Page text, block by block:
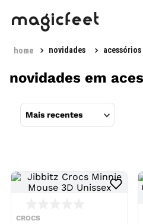
novidades
novidades em
Mais recentes
CROCS